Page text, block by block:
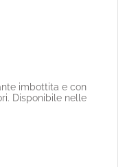
imbottita e con
Disponibile nelle